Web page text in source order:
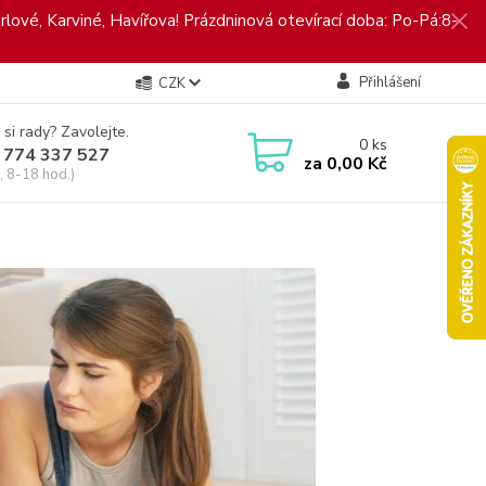
Karviné, Havířova! Prázdninová otevírací doba: Po-Pá:8-
CZK Přihlášení
rady? Zavolejte.
337 527
8-18 hod.)
0ks
za 0,00 Kč